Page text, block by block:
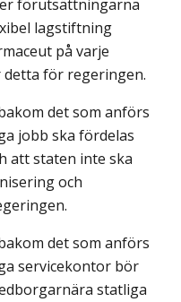
förutsättningarna
lagstiftning
på varje
för regeringen.
det som anförs
jobb ska fördelas
att staten inte ska
och
det som anförs
servicekontor bör
statliga